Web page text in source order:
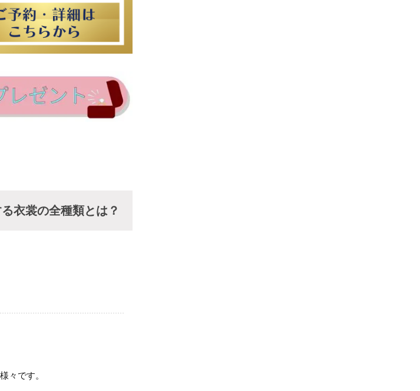
衣裳の全種類とは？
々です。